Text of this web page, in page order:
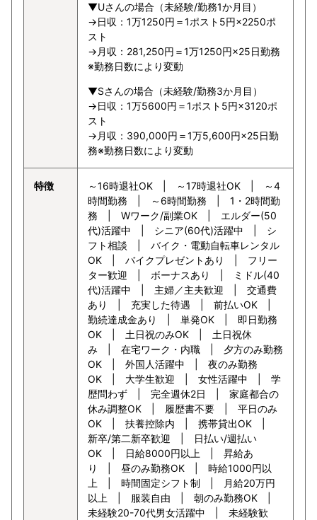
▼Uさんの場合（未経験/勤務1か月目）
→日収：1万1250円＝1ポスト5円×2250ポ
スト
→月収：281,250円＝1万1250円×25日勤務
※勤務日数により変動
▼Sさんの場合（未経験/勤務3か月目）
→日収：1万5600円＝1ポスト5円×3120ポ
スト
→月収：390,000円＝1万5,600円×25日勤
務※勤務日数により変動
特徴
～16時退社OK | ～17時退社OK | ～4
時間勤務 | ～6時間勤務 | 1・2時間勤
務 | Wワーク/副業OK | エルダー(50
代)活躍中 | シニア(60代)活躍中 | シ
フト相談 | バイク・電動自転車レンタル
OK | バイクプレゼントあり | フリー
ター歓迎 | ボーナスあり | ミドル(40
代)活躍中 | 主婦／主夫歓迎 | 交通費
あり | 充実した待遇 | 前払いOK |
勤続達成金あり | 単発OK | 即日勤務
OK | 土日祝のみOK | 土日祝休
み | 在宅ワーク・内職 | 夕方のみ勤務
OK | 外国人活躍中 | 夜のみ勤務
OK | 大学生歓迎 | 女性活躍中 | 学
歴問わず | 完全週休2日 | 家庭都合の
休み調整OK | 履歴書不要 | 平日のみ
OK | 扶養控除内 | 携帯貸出OK |
新卒/第二新卒歓迎 | 日払い/週払い
OK | 日給8000円以上 | 昇給あ
り | 昼のみ勤務OK | 時給1000円以
上 | 時間固定シフト制 | 月給20万円
以上 | 服装自由 | 朝のみ勤務OK |
未経験20-70代男女活躍中 | 未経験歓